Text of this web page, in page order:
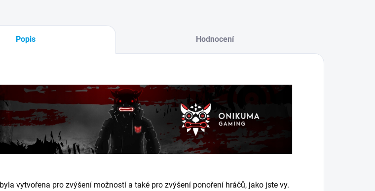
Popis Hodnocení
byla vytvořena pro zvýšení možností a také pro zvýšení ponoření hráčů, jako jste vy.